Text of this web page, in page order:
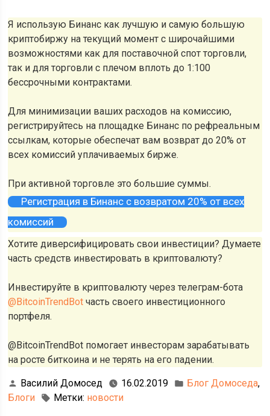
Я использую Бинанс как лучшую и самую большую
криптобиржу на текущий момент с широчайшими
возможностями как для поставочной спот торговли,
так и для торговли с плечом вплоть до 1:100
бессрочными контрактами.
Для минимизации ваших расходов на комиссию,
регистрируйтесь на площадке Бинанс по рефреальным
ссылкам, которые обеспечат вам возврат до 20% от
всех комиссий уплачиваемых бирже.
При активной торговле это большие суммы.
Регистрация в Бинанс с возвратом 20% от всех
комиссий
Хотите диверсифицировать свои инвестиции? Думаете
часть средств инвестировать в криптовалюту?
Инвестируйте в криптовалюту через телеграм-бота
@BitcoinTrendBot часть своего инвестиционного
портфеля.
@BitcoinTrendBot помогает инвесторам зарабатывать
на росте биткоина и не терять на его падении.
Василий Домосед 16.02.2019 Блог Домоседа,
Блоги
Метки: новости